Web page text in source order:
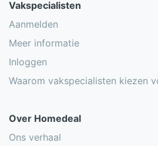
Vakspecialisten
Aanmelden
Meer informatie
Inloggen
Waarom vakspecialisten kiezen
Over Homedeal
Ons verhaal